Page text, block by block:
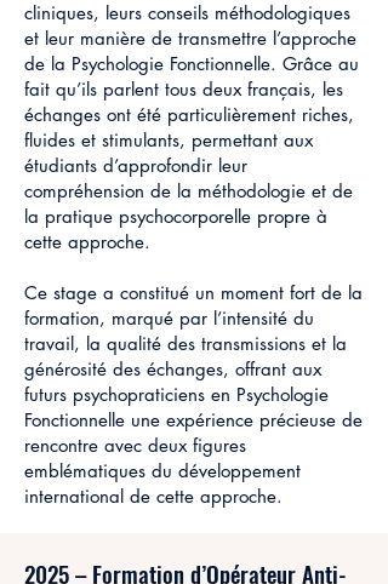
cliniques, leurs conseils méthodologiques
et leur manière de transmettre l’approche
de la Psychologie Fonctionnelle. Grâce au
fait qu’ils parlent tous deux français, les
échanges ont été particulièrement riches,
fluides et stimulants, permettant aux
étudiants d’approfondir leur
compréhension de la méthodologie et de
la pratique psychocorporelle propre à
cette approche.
Ce stage a constitué un moment fort de la
formation, marqué par l’intensité du
travail, la qualité des transmissions et la
générosité des échanges, offrant aux
futurs psychopraticiens en Psychologie
Fonctionnelle une expérience précieuse de
rencontre avec deux figures
emblématiques du développement
international de cette approche.
2025 – Formation d’Opérateur Anti-